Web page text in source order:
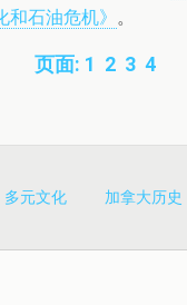
和石油危机》 。
页面: 1 2 3 4
多元文化
加拿大历